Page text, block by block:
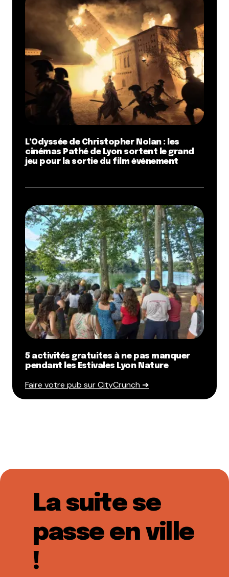
L’Odyssée de Christopher Nolan : les
cinémas Pathé de Lyon sortent le grand
jeu pour la sortie du film événement
5 activités gratuites à ne pas manquer
pendant les Estivales Lyon Nature
Faire votre pub sur CityCrunch ➔
La suite se
passe en ville
!